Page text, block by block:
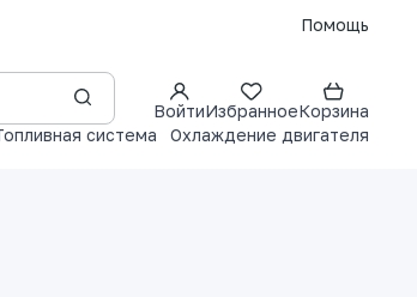
Помощь
ВойтиИзбранноеКорзина
система Охлаждение двигателя